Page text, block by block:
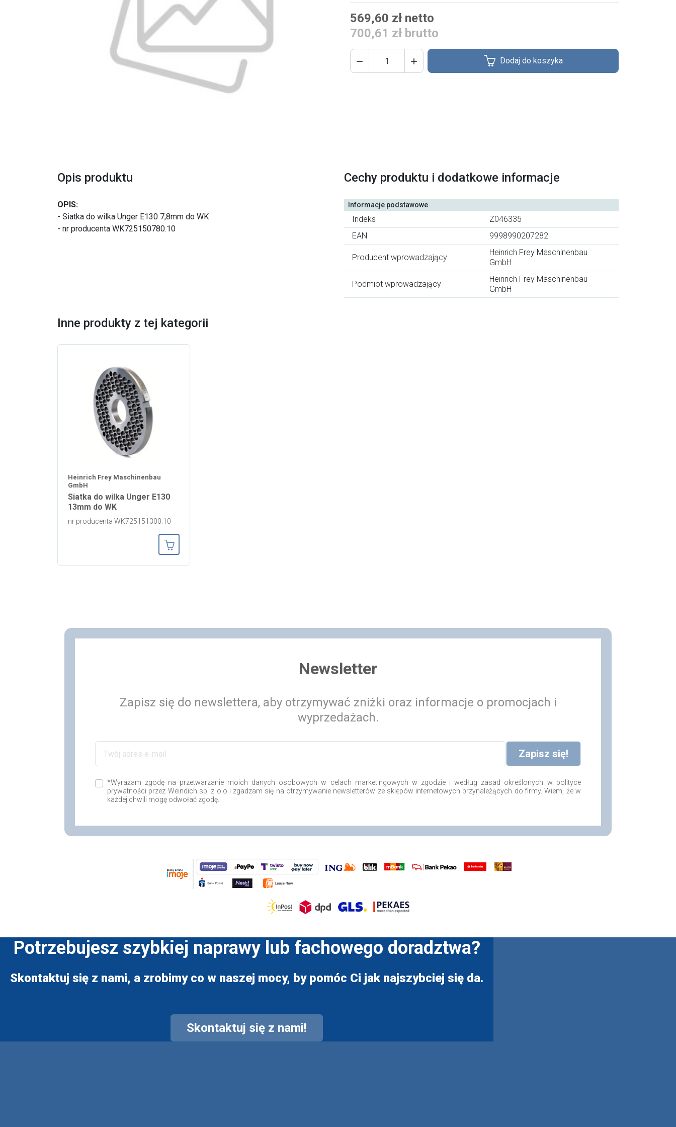
569,60 zł netto
700,61 zł brutto
  Dodaj do koszyka
Opis produktu
OPIS:
- Siatka do wilka Unger E130 7,8mm do WK
- nr producenta WK725150780.10
Cechy produktu i dodatkowe informacje
Informacje podstawowe
Indeks
Z046335
EAN
9998990207282
Producent wprowadzający
Heinrich Frey Maschinenbau
GmbH
Podmiot wprowadzający
Heinrich Frey Maschinenbau
GmbH
Inne produkty z tej kategorii
Heinrich Frey Maschinenbau
GmbH
Siatka do wilka Unger E130
13mm do WK
nr producenta WK725151300.10
Newsletter
Zapisz się do newslettera, aby otrzymywać zniżki oraz informacje o promocjach i
wyprzedażach.
*Wyrażam zgodę na przetwarzanie moich danych osobowych w celach marketingowych w zgodzie i według zasad określonych w polityce
prywatności przez Weindich sp. z o.o i zgadzam się na otrzymywanie newsletterów ze sklepów internetowych przynależących do firmy. Wiem, że w
każdej chwili mogę odwołać zgodę.
Potrzebujesz szybkiej naprawy lub fachowego doradztwa?
Skontaktuj się z nami, a zrobimy co w naszej mocy, by pomóc Ci jak najszybciej się da.
Skontaktuj się z nami!